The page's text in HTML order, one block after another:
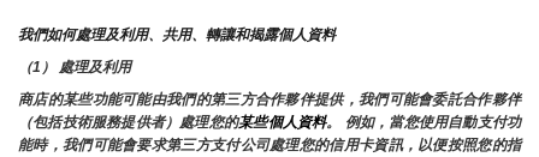
我們如何處理及利用、共用、轉讓和揭露個人資料
（1） 處理及利用
商店的某些功能可能由我們的第三方合作夥伴提供，我們可能會委託合作夥伴
（包括技術服務提供者）處理您的某些個人資料。 例如，當您使用自動支付功
能時，我們可能會要求第三方支付公司處理您的信用卡資訊，以便按照您的指